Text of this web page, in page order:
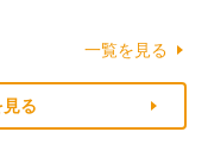
一覧を見る
る